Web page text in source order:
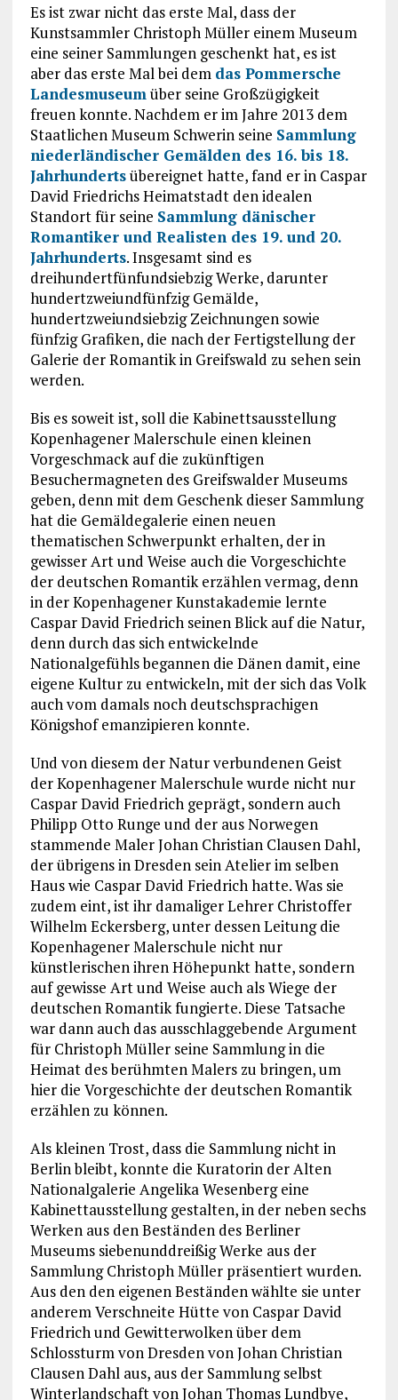
Es ist zwar nicht das erste Mal, dass der
Kunstsammler Christoph Müller einem Museum
eine seiner Sammlungen geschenkt hat, es ist
aber das erste Mal bei dem das Pommersche
Landesmuseum über seine Großzügigkeit
freuen konnte. Nachdem er im Jahre 2013 dem
Staatlichen Museum Schwerin seine Sammlung
niederländischer Gemälden des 16. bis 18.
Jahrhundertsübereignet hatte, fand er in Caspar
David Friedrichs Heimatstadt den idealen
Standort für seine Sammlung dänischer
Romantiker und Realisten des 19. und 20.
Jahrhunderts. Insgesamt sind es
dreihundertfünfundsiebzig Werke, darunter
hundertzweiundfünfzig Gemälde,
hundertzweiundsiebzig Zeichnungen sowie
fünfzig Grafiken, die nach der Fertigstellung der
Galerie der Romantik in Greifswald zu sehen sein
werden.
Bis es soweit ist, soll die Kabinettsausstellung
Kopenhagener Malerschule einen kleinen
Vorgeschmack auf die zukünftigen
Besuchermagneten des Greifswalder Museums
geben, denn mit dem Geschenk dieser Sammlung
hat die Gemäldegalerie einen neuen
thematischen Schwerpunkt erhalten, der in
gewisser Art und Weise auch die Vorgeschichte
der deutschen Romantik erzählen vermag, denn
in der Kopenhagener Kunstakademie lernte
Caspar David Friedrich seinen Blick auf die Natur,
denn durch das sich entwickelnde
Nationalgefühls begannen die Dänen damit, eine
eigene Kultur zu entwickeln, mit der sich das Volk
auch vom damals noch deutschsprachigen
Königshof emanzipieren konnte.
Und von diesem der Natur verbundenen Geist
der Kopenhagener Malerschule wurde nicht nur
Caspar David Friedrich geprägt, sondern auch
Philipp Otto Runge und der aus Norwegen
stammende Maler Johan Christian Clausen Dahl,
der übrigens in Dresden sein Atelier im selben
Haus wie Caspar David Friedrich hatte. Was sie
zudem eint, ist ihr damaliger Lehrer Christoffer
Wilhelm Eckersberg, unter dessen Leitung die
Kopenhagener Malerschule nicht nur
künstlerischen ihren Höhepunkt hatte, sondern
auf gewisse Art und Weise auch als Wiege der
deutschen Romantik fungierte. Diese Tatsache
war dann auch das ausschlaggebende Argument
für Christoph Müller seine Sammlung in die
Heimat des berühmten Malers zu bringen, um
hier die Vorgeschichte der deutschen Romantik
erzählen zu können.
Als kleinen Trost, dass die Sammlung nicht in
Berlin bleibt, konnte die Kuratorin der Alten
Nationalgalerie Angelika Wesenberg eine
Kabinettausstellung gestalten, in der neben sechs
Werken aus den Beständen des Berliner
Museums siebenunddreißig Werke aus der
Sammlung Christoph Müller präsentiert wurden.
Aus den den eigenen Beständen wählte sie unter
anderem Verschneite Hütte von Caspar David
Friedrich und Gewitterwolken über dem
Schlossturm von Dresden von Johan Christian
Clausen Dahl aus, aus der Sammlung selbst
Winterlandschaft von Johan Thomas Lundbye,